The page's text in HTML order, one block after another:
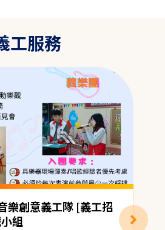
工服務
樂創意義工隊 [義工招
組